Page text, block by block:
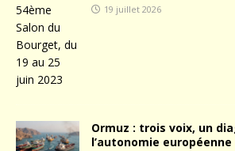
19 juillet 2026
Ormuz : trois voix, un
l’autonomie européenne